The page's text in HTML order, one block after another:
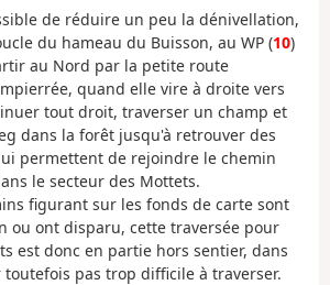
de réduire un peu la dénivellation,
du hameau du Buisson, au WP (10)
au Nord par la petite route
quand elle vire à droite vers
tout droit, traverser un champ et
dans la forêt jusqu'à retrouver des
permettent de rejoindre le chemin
le secteur des Mottets.
figurant sur les fonds de carte sont
ou ont disparu, cette traversée pour
est donc en partie hors sentier, dans
pas trop difficile à traverser.